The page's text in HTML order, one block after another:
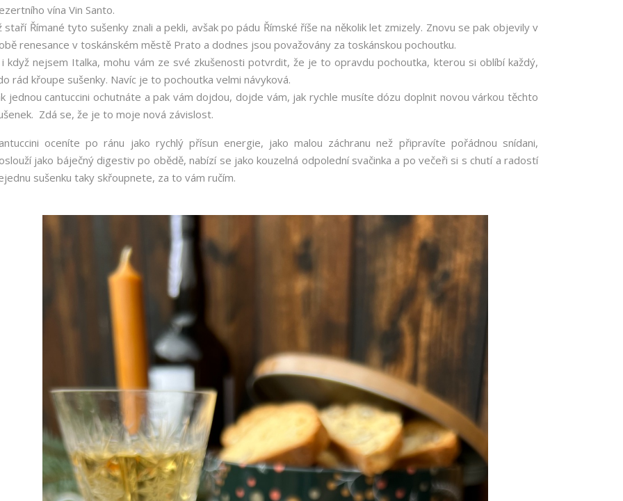
vína Vin Santo.
staří Římané tyto sušenky znali a pekli, avšak po pádu Římské říše na několik let zmizely. Znovu se pak objevily v
renesance v toskánském městě Prato a dodnes jsou považovány za toskánskou pochoutku.
i když nejsem Italka, mohu vám ze své zkušenosti potvrdit, že je to opravdu pochoutka, kterou si oblíbí každý,
rád křoupe sušenky. Navíc je to pochoutka velmi návyková.
jednou cantuccini ochutnáte a pak vám dojdou, dojde vám, jak rychle musíte dózu doplnit novou várkou těchto
Zdá se, že je to moje nová závislost.
oceníte po ránu jako rychlý přísun energie, jako malou záchranu než připravíte pořádnou snídani,
jako báječný digestiv po obědě, nabízí se jako kouzelná odpolední svačinka a po večeři si s chutí a radostí
sušenku taky skřoupnete, za to vám ručím.